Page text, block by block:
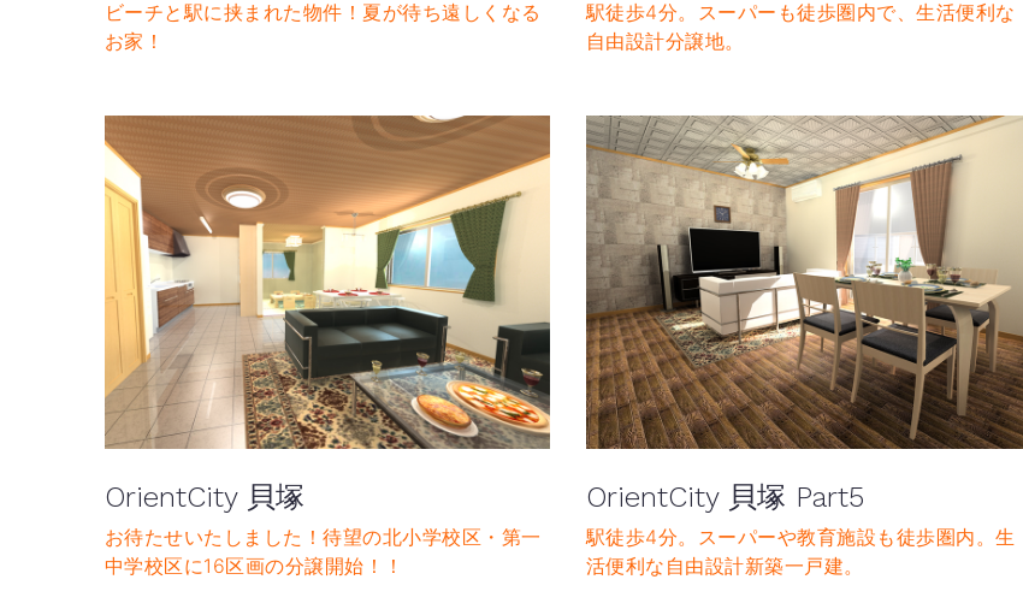
ビーチと駅に挟まれた物件！夏が待ち遠しくなる
お家！
駅徒歩4分。スーパーも徒歩圏内で、生活便利な
自由設計分譲地。
OrientCity 貝塚
お待たせいたしました！待望の北小学校区・第一
中学校区に16区画の分譲開始！！
OrientCity 貝塚 Part5
駅徒歩4分。スーパーや教育施設も徒歩圏内。生
活便利な自由設計新築一戸建。